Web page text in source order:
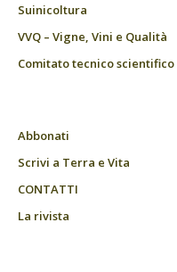
Suinicoltura
VVQ – Vigne, Vini e Qualità
Comitato tecnico scientifico
Abbonati
Scrivi a Terra e Vita
CONTATTI
La rivista